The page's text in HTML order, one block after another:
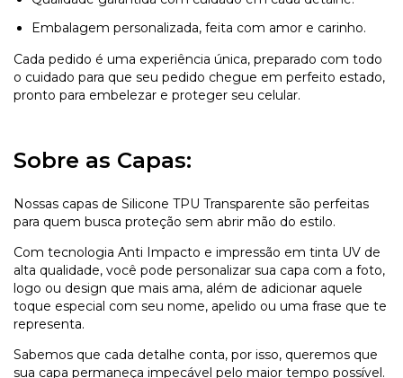
Embalagem personalizada, feita com amor e carinho.
Cada pedido é uma experiência única, preparado com todo
o cuidado para que seu pedido chegue em perfeito estado,
pronto para embelezar e proteger seu celular.
Sobre as Capas:
Nossas capas de Silicone TPU Transparente são perfeitas
para quem busca proteção sem abrir mão do estilo.
Com tecnologia Anti Impacto e impressão em tinta UV de
alta qualidade, você pode personalizar sua capa com a foto,
logo ou design que mais ama, além de adicionar aquele
toque especial com seu nome, apelido ou uma frase que te
representa.
Sabemos que cada detalhe conta, por isso, queremos que
sua capa permaneça impecável pelo maior tempo possível.